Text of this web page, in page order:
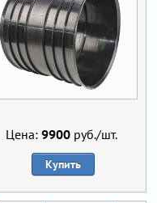
Цена: 9900руб./шт.
Купить